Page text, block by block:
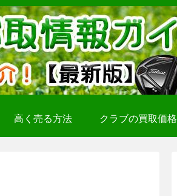
高く売る方法 クラブの買取価格